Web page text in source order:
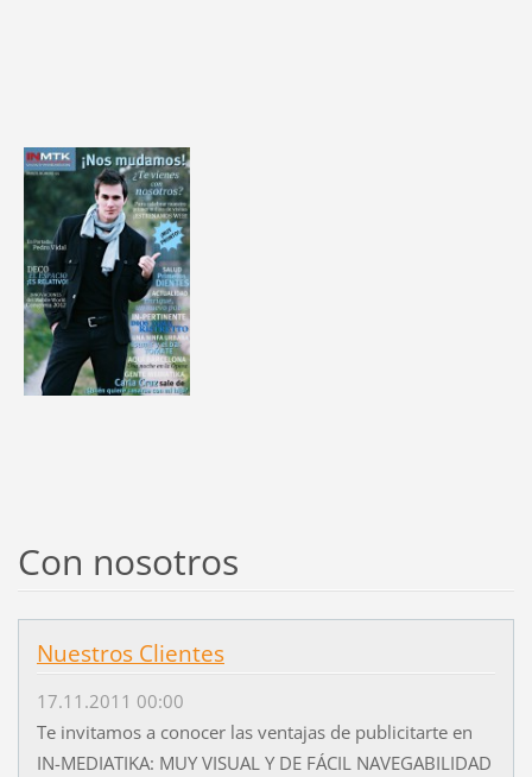
Con nosotros
Nuestros Clientes
17.11.2011 00:00
Te invitamos a conocer las ventajas de publicitarte en
IN-MEDIATIKA: MUY VISUAL Y DE FÁCIL NAVEGABILIDAD